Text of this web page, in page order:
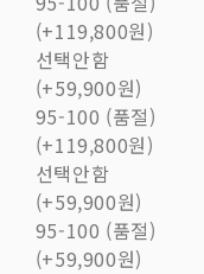
(+119,800원)
선택안함
(+59,900원)
95-100 (품절)
(+119,800원)
선택안함
(+59,900원)
95-100 (품절)
(+59,900원)